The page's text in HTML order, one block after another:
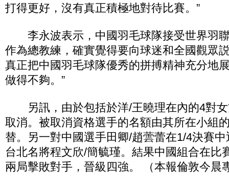
打得更好，沒有真正積極地對待比賽。”
李永波表示，中國羽毛球隊接受世界羽聯
作為總教練，確實覺得要向球迷和全國觀眾
真正把中國羽毛球隊優秀的拼搏精神充分地
做得不夠。”
另訊，由於包括於洋/王曉理在內的4對女
取消。被取消資格選手的名額由其所在小組
替。另一對中國選手田卿/趙蕓蕾在1/4決賽
台北名將程文欣/簡毓瑾。結果中國組合在比
兩局擊敗對手，晉級四強。 （本報倫敦今晨